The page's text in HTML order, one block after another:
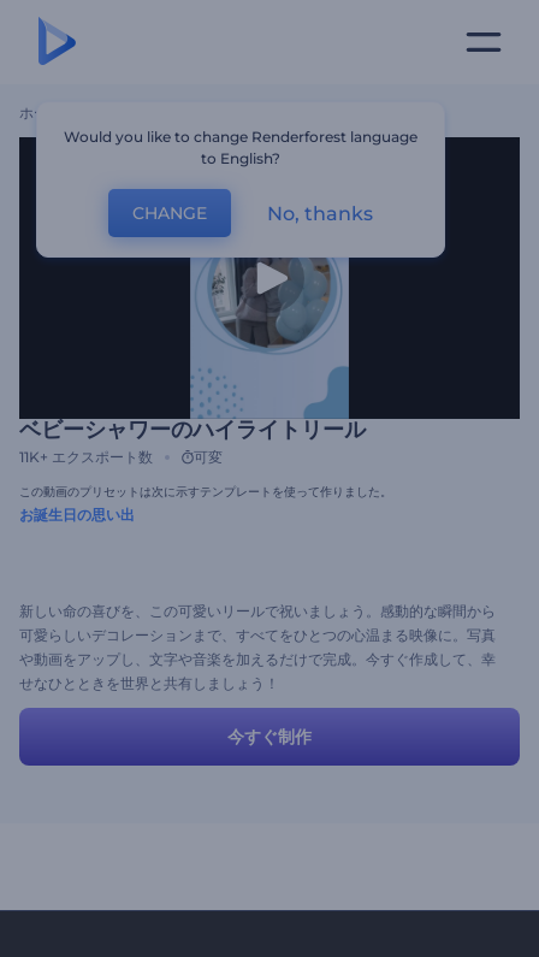
ホーム
ベビーシャワーのハイライトリール
11K+ エクスポート数 可変
この動画のプリセットは次に示すテンプレートを使って作りました。
お誕生日の思い出
新しい命の喜びを、この可愛いリールで祝いましょう。感動的な瞬間から
可愛らしいデコレーションまで、すべてをひとつの心温まる映像に。写真
や動画をアップし、文字や音楽を加えるだけで完成。今すぐ作成して、幸
せなひとときを世界と共有しましょう！
今すぐ制作
Would you like to change Renderforest language
to English?
CHANGE No, thanks